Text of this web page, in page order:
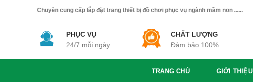
Chuyên cung cấp lắp đặt trang thiết bị đồ chơi phục vụ ngành mầm non ......
PHỤC VỤ
24/7 mỗi ngày
CHẤT LƯỢNG
Đảm bảo 100%
TRANG CHỦ GIỚI THIỆU